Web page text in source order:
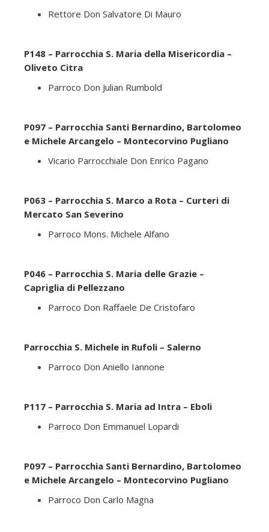
Rettore Don Salvatore Di Mauro
P148 – Parrocchia S. Maria della Misericordia –
Oliveto Citra
Parroco Don Julian Rumbold
P097 – Parrocchia Santi Bernardino, Bartolomeo
e Michele Arcangelo – Montecorvino Pugliano
Vicario Parrocchiale Don Enrico Pagano
P063 – Parrocchia S. Marco a Rota – Curteri di
Mercato San Severino
Parroco Mons. Michele Alfano
P046 – Parrocchia S. Maria delle Grazie –
Capriglia di Pellezzano
Parroco Don Raffaele De Cristofaro
Parrocchia S. Michele in Rufoli – Salerno
Parroco Don Aniello Iannone
P117 – Parrocchia S. Maria ad Intra – Eboli
Parroco Don Emmanuel Lopardi
P097 – Parrocchia Santi Bernardino, Bartolomeo
e Michele Arcangelo – Montecorvino Pugliano
Parroco Don Carlo Magna